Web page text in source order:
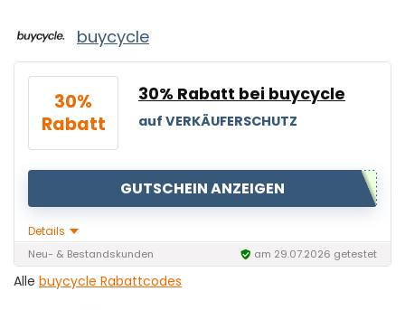
buycycle
30%
Rabatt
30% Rabatt bei buycycle
auf VERKÄUFERSCHUTZ
GUTSCHEIN ANZEIGEN
Details
Neu- & Bestandskunden am 29.07.2026 getestet
Alle buycycle Rabattcodes